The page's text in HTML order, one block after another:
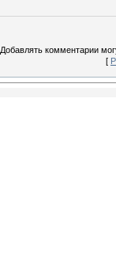
Добавлять комментарии
[